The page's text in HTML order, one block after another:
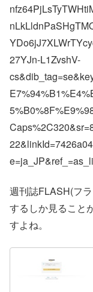
27YJn-L1ZvshV-
週刊誌FLASH(フ
するしか見ること
すよね。